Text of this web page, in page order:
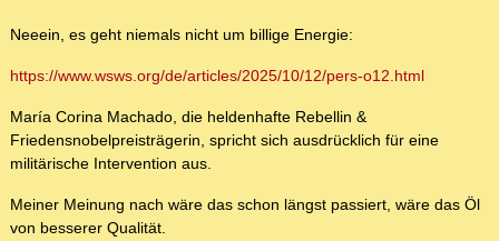
Neeein, es geht niemals nicht um billige Energie:
https://www.wsws.org/de/articles/2025/10/12/pers-o12.html
María Corina Machado, die heldenhafte Rebellin &
Friedensnobelpreisträgerin, spricht sich ausdrücklich für eine
militärische Intervention aus.
Meiner Meinung nach wäre das schon längst passiert, wäre das Öl
von besserer Qualität.